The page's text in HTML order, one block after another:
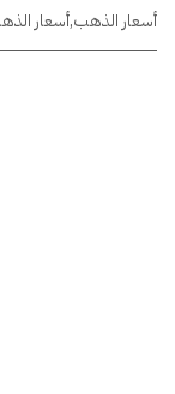
أسعار الذهب,أسعار